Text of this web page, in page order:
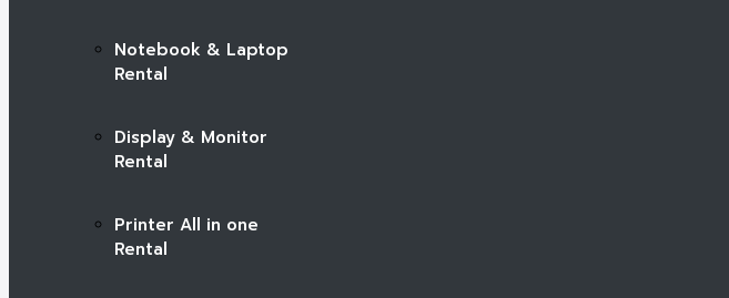
Notebook & Laptop
Rental
Display & Monitor
Rental
Printer All in one
Rental